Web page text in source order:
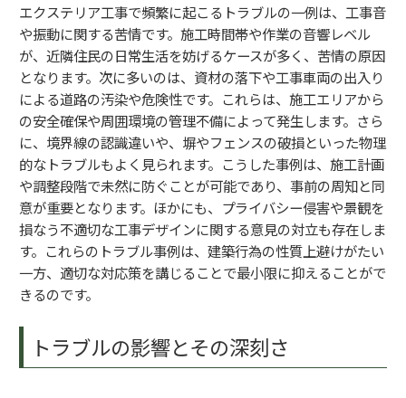
エクステリア工事で頻繁に起こるトラブルの一例は、工事音
や振動に関する苦情です。施工時間帯や作業の音響レベル
が、近隣住民の日常生活を妨げるケースが多く、苦情の原因
となります。次に多いのは、資材の落下や工事車両の出入り
による道路の汚染や危険性です。これらは、施工エリアから
の安全確保や周囲環境の管理不備によって発生します。さら
に、境界線の認識違いや、塀やフェンスの破損といった物理
的なトラブルもよく見られます。こうした事例は、施工計画
や調整段階で未然に防ぐことが可能であり、事前の周知と同
意が重要となります。ほかにも、プライバシー侵害や景観を
損なう不適切な工事デザインに関する意見の対立も存在しま
す。これらのトラブル事例は、建築行為の性質上避けがたい
一方、適切な対応策を講じることで最小限に抑えることがで
きるのです。
トラブルの影響とその深刻さ